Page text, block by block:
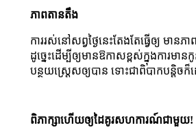
ភាពតានតឹង
ការរស់នៅសព្វថ្ងៃនេះតែងតែធ្វើឲ្យ មានភ
ដូច្នេះដើម្បីឲ្យមានឱកាសខ្ពស់ក្នុងការមាន
បន្ថយស្ត្រេសឲ្យបាន ទោះជាពិបាកបន្តិច
ពិភាក្សាហើយឲ្យដៃគូរសហការណ៍ជាមួយ!